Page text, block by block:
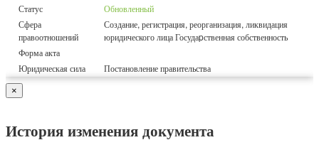
Статус
Обновленный
Сфера
правоотношений
Создание, регистрация, реорганизация, ликвидация
юридического лица Госудаpственная собственность
Форма акта
Юридическая сила
Постановление правительства
×
История изменения документа